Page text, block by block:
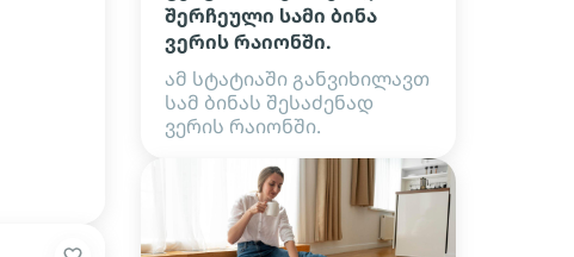
შერჩეული სამი ბინა
ვერის რაიონში.
ამ სტატიაში განვიხილავთ
სამ ბინას შესაძენად
ვერის რაიონში.